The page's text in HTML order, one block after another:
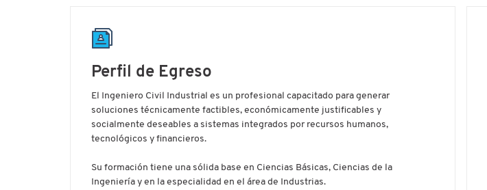
Perfil de Egreso
El Ingeniero Civil Industrial es un profesional capacitado para generar
soluciones técnicamente factibles, económicamente justificables y
socialmente deseables a sistemas integrados por recursos humanos,
tecnológicos y financieros.
Su formación tiene una sólida base en Ciencias Básicas, Ciencias de la
Ingeniería y en la especialidad en el área de Industrias.